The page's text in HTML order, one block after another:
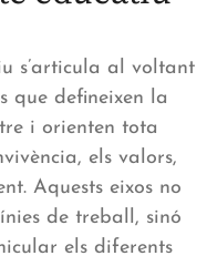
s’articula al voltant
que defineixen la
i orienten tota
els valors,
Aquests eixos no
de treball, sinó
els diferents